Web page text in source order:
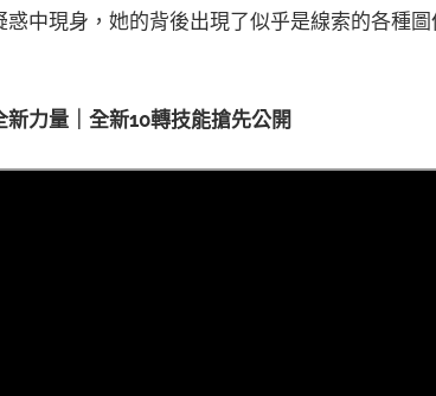
惑中現身，她的背後出現了似乎是線索的各種
新力量｜全新10轉技能搶先公開